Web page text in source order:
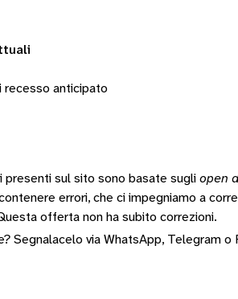
recesso anticipato
presenti sul sito sono basate sugli open
errori, che ci impegniamo a
offerta non ha subito correzioni.
Segnalacelo via WhatsApp, Telegram o